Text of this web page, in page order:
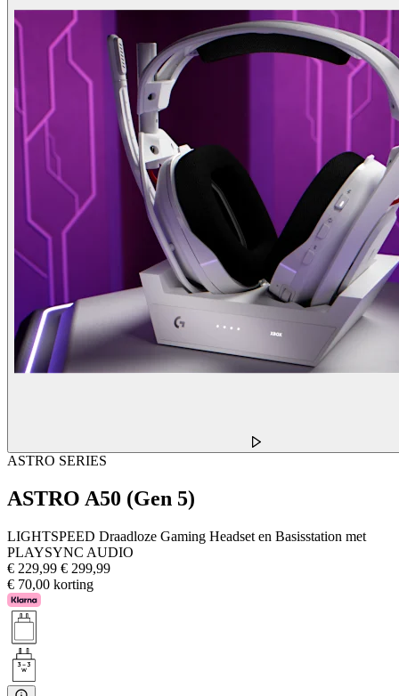
ASTRO SERIES
ASTRO A50 (Gen 5)
LIGHTSPEED Draadloze Gaming Headset en Basisstation met
PLAYSYNC AUDIO
€ 229,99 € 299,99
€ 70,00 korting